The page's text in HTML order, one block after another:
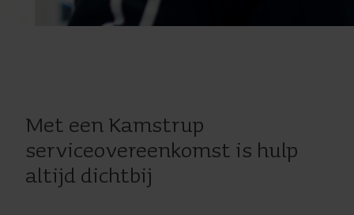
Met een Kamstrup
serviceovereenkomst is hulp
altijd dichtbij